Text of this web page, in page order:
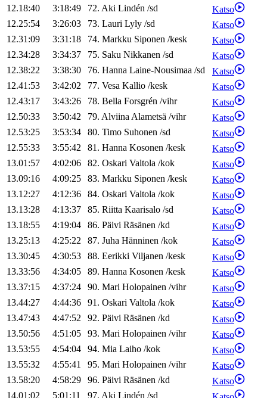
12.18:40
3:18:49 72. Aki Lindén /sd
Katso
12.25:54
3:26:03 73. Lauri Lyly /sd
Katso
12.31:09
3:31:18 74. Markku Siponen /kesk
Katso
12.34:28
3:34:37 75. Saku Nikkanen /sd
Katso
12.38:22
3:38:30 76. Hanna Laine-Nousimaa /sd
Katso
12.41:53
3:42:02 77. Vesa Kallio /kesk
Katso
12.43:17
3:43:26 78. Bella Forsgrén /vihr
Katso
12.50:33
3:50:42 79. AlviinaAlametsä /vihr
Katso
12.53:25
3:53:34 80. Timo Suhonen /sd
Katso
12.55:33
3:55:42 81. Hanna Kosonen /kesk
Katso
13.01:57
4:02:06 82. Oskari Valtola /kok
Katso
13.09:16
4:09:25 83. Markku Siponen /kesk
Katso
13.12:27
4:12:36 84. Oskari Valtola /kok
Katso
13.13:28
4:13:37 85. Riitta Kaarisalo /sd
Katso
13.18:55
4:19:04 86. Päivi Räsänen /kd
Katso
13.25:13
4:25:22 87. Juha Hänninen /kok
Katso
13.30:45
4:30:53 88. Eerikki Viljanen /kesk
Katso
13.33:56
4:34:05 89. Hanna Kosonen /kesk
Katso
13.37:15
4:37:24 90. Mari Holopainen /vihr
Katso
13.44:27
4:44:36 91. Oskari Valtola /kok
Katso
13.47:43
4:47:52 92. Päivi Räsänen /kd
Katso
13.50:56
4:51:05 93. Mari Holopainen /vihr
Katso
13.53:55
4:54:04 94. Mia Laiho /kok
Katso
13.55:32
4:55:41 95. Mari Holopainen /vihr
Katso
13.58:20
4:58:29 96. Päivi Räsänen /kd
Katso
14.01:02
5:01:11 97. Aki Lindén /sd